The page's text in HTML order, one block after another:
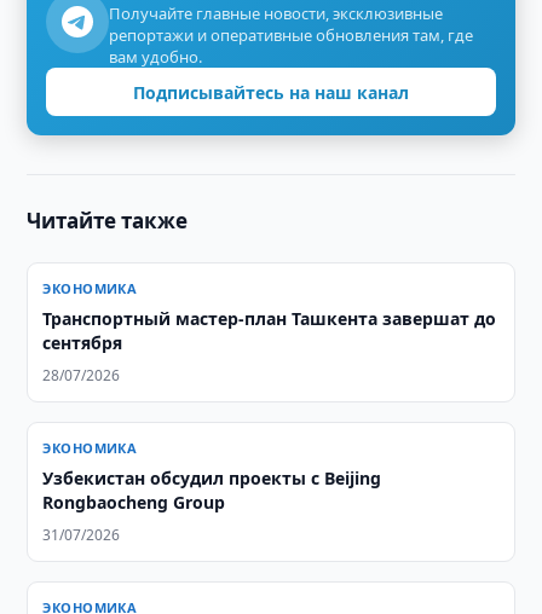
Получайте главные новости, эксклюзивные
репортажи и оперативные обновления там, где
вам удобно.
Подписывайтесь на наш канал
Читайте также
ЭКОНОМИКА
Транспортный мастер-план Ташкента завершат до
сентября
28/07/2026
ЭКОНОМИКА
Узбекистан обсудил проекты с Beijing
Rongbaocheng Group
31/07/2026
ЭКОНОМИКА